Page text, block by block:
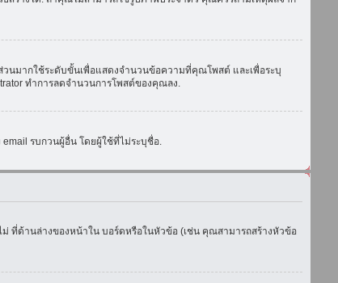
มากใช้ระดับขั้นเพื่อแสดงจำนวนข้อความที่คุณโพสต์ และเพื่อระบุ
ทำการลดจำนวนการโพสต์ของคุณลง.
รบกวนผู้อื่น โดยผู้ใช้ที่ไม่ระบุชื่อ.
ที่ด้านล่างของหน้าใน บอร์ดหรือในหัวข้อ (เช่น คุณสามารถสร้างหัวข้อ